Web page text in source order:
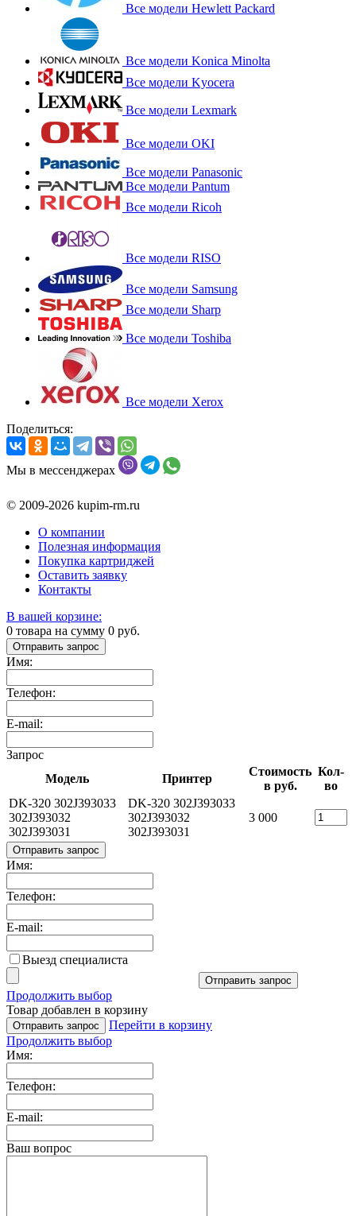
Все модели Hewlett Packard
Все модели Konica Minolta
Все модели Kyocera
Все модели Lexmark
Все модели OKI
Все модели Panasonic
Все модели Pantum
Все модели Ricoh
Все модели RISO
Все модели Samsung
Все модели Sharp
Все модели Toshiba
Все модели Xerox
Поделиться:
Мы в мессенджерах
© 2009-2026 kupim-rm.ru
О компании
Полезная информация
Покупка картриджей
Оставить заявку
Контакты
В вашей корзине:
0 товара на сумму 0 руб.
Отправить запрос
Имя:
Телефон:
E-mail:
Запрос
Модель
Принтер
Стоимость
в руб.
Кол-
во
DK-320 302J393033
302J393032
302J393031
DK-320 302J393033
302J393032
302J393031
3 000
Отправить запрос
Имя:
Телефон:
E-mail:
Выезд специалиста
Отправить запрос
Продолжить выбор
Товар добавлен в корзину
Отправить запрос
Перейти в корзину
Продолжить выбор
Имя:
Телефон:
E-mail:
Ваш вопрос